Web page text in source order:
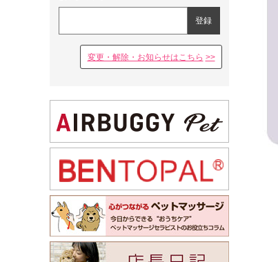
変更・解除・お知らせはこちら